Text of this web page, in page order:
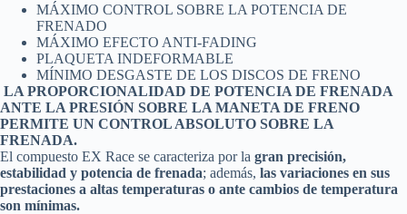
MÁXIMO CONTROL SOBRE LA POTENCIA DE
FRENADO
MÁXIMO EFECTO ANTI-FADING
PLAQUETA INDEFORMABLE
MÍNIMO DESGASTE DE LOS DISCOS DE FRENO
LA PROPORCIONALIDAD DE POTENCIA DE FRENADA
ANTE LA PRESIÓN SOBRE LA MANETA DE FRENO
PERMITE UN CONTROL ABSOLUTO SOBRE LA
FRENADA.
El compuesto EX Race se caracteriza por la gran precisión,
estabilidad y potencia de frenada; además, las variaciones en sus
prestaciones a altas temperaturas o ante cambios de temperatura
son mínimas.